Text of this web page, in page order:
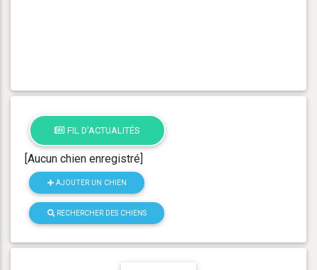
FIL D'ACTUALITÉS
[Aucun chien enregistré]
AJOUTER UN CHIEN
RECHERCHER DES CHIENS